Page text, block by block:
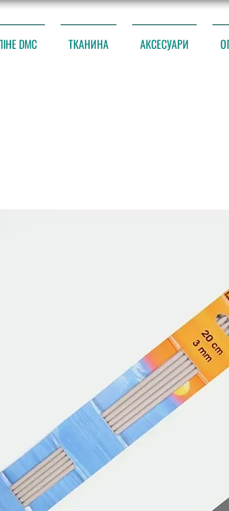
DMC ТКАНИНА АКСЕСУАРИ